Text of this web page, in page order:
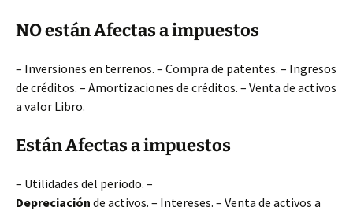
NO están Afectas a impuestos
– Inversiones en terrenos. – Compra de patentes. – Ingresos
de créditos. – Amortizaciones de créditos. – Venta de activos
a valor Libro.
Están Afectas a impuestos
– Utilidades del periodo. –
Depreciación de activos. – Intereses. – Venta de activos a